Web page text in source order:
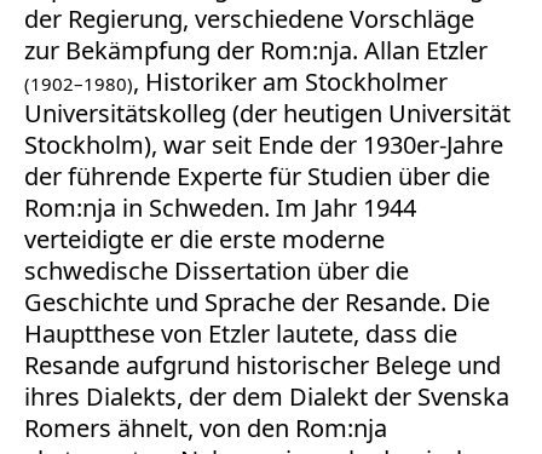
der Regierung, verschiedene Vorschläge
zur Bekämpfung der Rom:nja. Allan Etzler
(1902–1980), Historiker am Stockholmer
Universitätskolleg (der heutigen Universität
Stockholm), war seit Ende der 1930er-Jahre
der führende Experte für Studien über die
Rom:nja in Schweden. Im Jahr 1944
verteidigte er die erste moderne
schwedische Dissertation über die
Geschichte und Sprache der Resande. Die
Hauptthese von Etzler lautete, dass die
Resande aufgrund historischer Belege und
ihres Dialekts, der dem Dialekt der Svenska
Romers ähnelt, von den Rom:nja